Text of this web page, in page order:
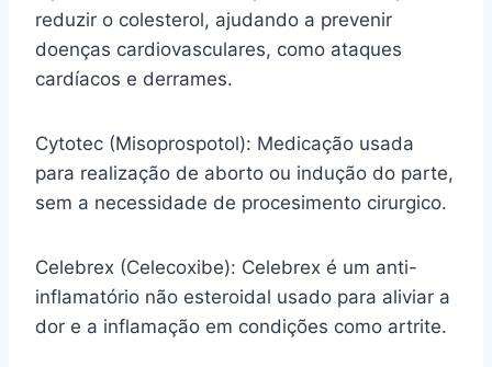
reduzir o colesterol, ajudando a prevenir
doenças cardiovasculares, como ataques
cardíacos e derrames.
Cytotec (Misoprospotol): Medicação usada
para realização de aborto ou indução do parte,
sem a necessidade de procesimento cirurgico.
Celebrex (Celecoxibe): Celebrex é um anti-
inflamatório não esteroidal usado para aliviar a
dor e a inflamação em condições como artrite.